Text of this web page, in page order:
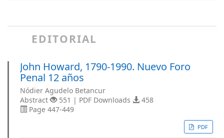
EDITORIAL
John Howard, 1790-1990. Nuevo Foro
Penal 12 años
Nódier Agudelo Betancur
Abstract
551 | PDF Downloads
458
Page 447-449
PDF